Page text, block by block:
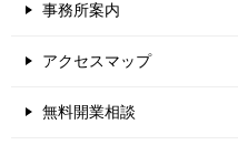
事務所案内
アクセスマップ
無料開業相談